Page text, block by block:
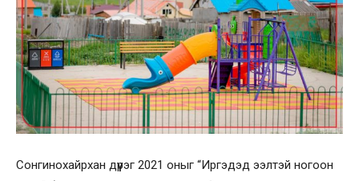
Сонгинохайрхан дүүрэг 2021 оныг “Иргэдэд ээлтэй ногоон